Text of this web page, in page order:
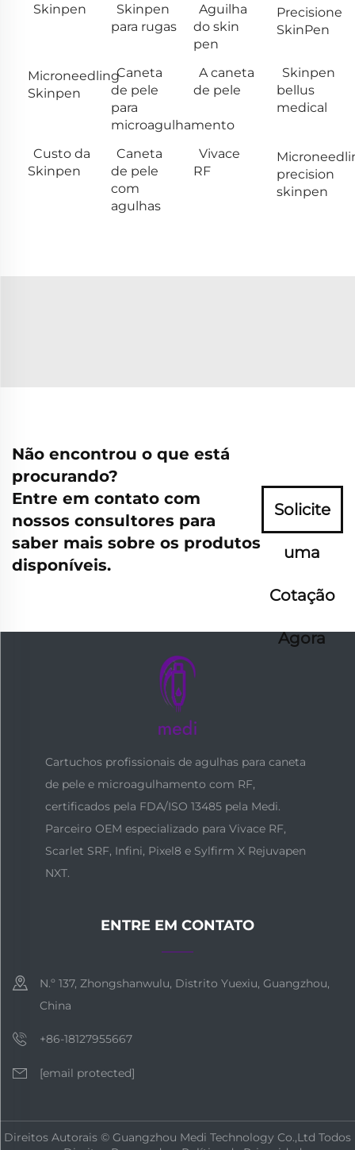
Skinpen
Skinpen
para rugas
Aguilha
do skin
pen
Precisione
SkinPen
Microneedling
Skinpen
Caneta
de pele
para
microagulhamento
A caneta
de pele
Skinpen
bellus
medical
Custo da
Skinpen
Caneta
de pele
com
agulhas
Vivace
RF
precision
skinpen
Não encontrou o que está
procurando?
Entre em contato com
nossos consultores para
saber mais sobre os produtos
disponíveis.
Solicite
uma
Cotação
Agora
Cartuchos profissionais de agulhas para caneta
de pele e microagulhamento com RF,
certificados pela FDA/ISO 13485 pela Medi.
Parceiro OEM especializado para Vivace RF,
Scarlet SRF, Infini, Pixel8 e Sylfirm X Rejuvapen
NXT.
ENTRE EM CONTATO
N.º 137, Zhongshanwulu, Distrito Yuexiu, Guangzhou,
China
+86-18127955667
[email protected]
Direitos Autorais © Guangzhou Medi Technology Co.,Ltd Todos